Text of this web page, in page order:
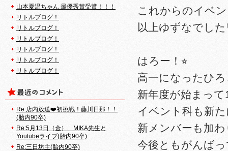
山本夏温ちゃん 最優秀賞受賞！！！
リトルブログ！
リトルブログ！
リトルブログ！
リトルブログ！
リトルブログ！
リトルブログ！
Re:店内放送❤️初挑戦！藤川日那！！
(胎内90卒)
Re:5月13日（金） MIKA先生と
Youtubeライブ(胎内90卒)
Re:三日坊主(胎内90卒)
これからのイベ
以上ゆずなでし
はろー！⭐︎
高一になったひ
新年度が始まっ
イベント科も新
新メンバーも加
今後ともがんば